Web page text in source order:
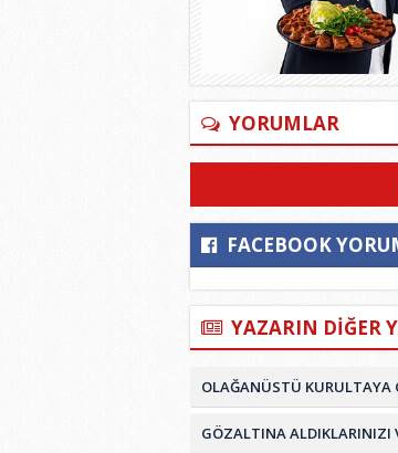
YORUMLAR
FACEBOOK
YAZARIN DİĞER
OLAĞANÜSTÜ KURULTAYA
GÖZALTINA ALDIKLARINIZI